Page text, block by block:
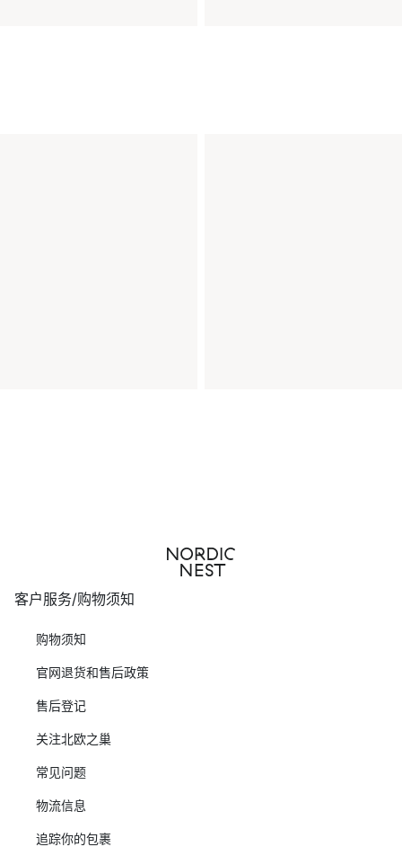
客户服务/购物须知
购物须知
官网退货和售后政策
售后登记
关注北欧之巢
常见问题
物流信息
追踪你的包裹